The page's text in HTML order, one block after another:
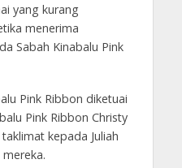
yang kurang
menerima
Sabah Kinabalu Pink
Pink Ribbon diketuai
Pink Ribbon Christy
kepada Juliah